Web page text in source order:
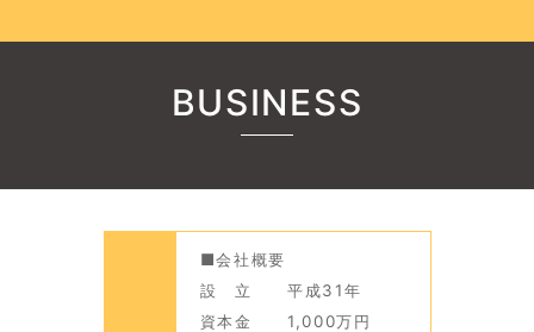
BUSINESS
■会社概要
設 立 平成31年
資本金 1,000万円